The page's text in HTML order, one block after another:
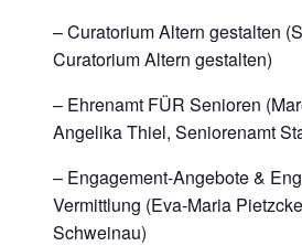
– Curatorium Altern gestalten
Curatorium Altern gestalten)
– Ehrenamt FÜR Senioren
Angelika Thiel, Seniorenamt
– Engagement-Angebote &
Vermittlung (Eva-Maria
Schweinau)